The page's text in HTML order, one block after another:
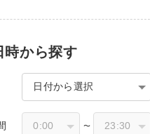
時から探す
日付から選択
〜